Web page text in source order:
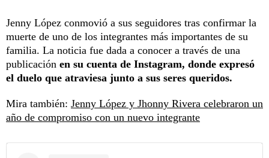
Jenny López conmovió a sus seguidores tras confirmar la
muerte de uno de los integrantes más importantes de su
familia. La noticia fue dada a conocer a través de una
publicación en su cuenta de Instagram, donde expresó
el duelo que atraviesa junto a sus seres queridos.
Mira también: Jenny López y Jhonny Rivera celebraron un
año de compromiso con un nuevo integrante